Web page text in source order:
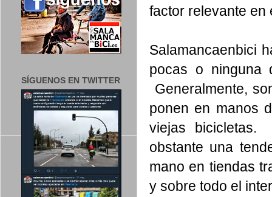
factor relevante
Salamancaenbici
pocas o ninguna
Generalmente,
ponen en manos
viejas bicicletas.
obstante una
mano en tiendas
y sobre todo el
SÍGUENOS EN TWITTER